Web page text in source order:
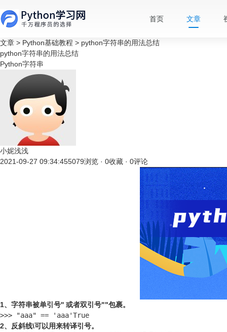
首页 文章
文章 > Python基础教程 > python字符串的用法总结
python字符串的用法总结
Python字符串
小妮浅浅
2021-09-27 09:34:455079浏览 · 0收藏 · 0评论
1、字符串被单引号'' 或者双引号""包裹。
>>> "aaa" == 'aaa'True
2、反斜线\可以用来转译引号。